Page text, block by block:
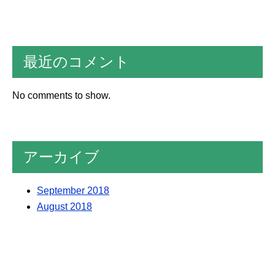
最近のコメント
No comments to show.
アーカイブ
September 2018
August 2018